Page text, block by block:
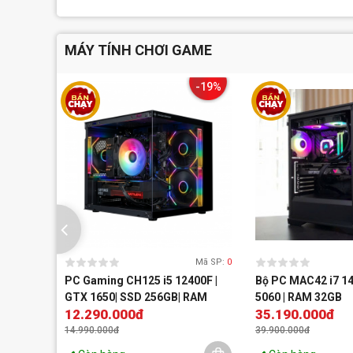
MÁY TÍNH CHƠI GAME
-19%
Mã SP: 0
PC Gaming CH125 i5 12400F |
GTX 1650| SSD 256GB| RAM
16GB DDR4
12.290.000đ
14.990.000đ
Bộ PC MAC42 i7
5060 | RAM 32GB
35.190.000đ
39.900.000đ